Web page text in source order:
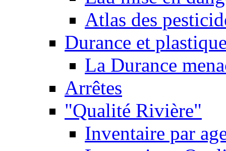
Atlas des
Durance et
La Durance
Arrêtes
"Qualité Rivière"
Inventaire par